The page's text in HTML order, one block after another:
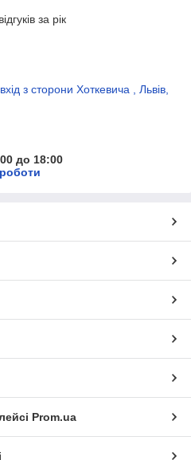
за рік
з сторони Хоткевича , Львів,
до 18:00
Prom.ua